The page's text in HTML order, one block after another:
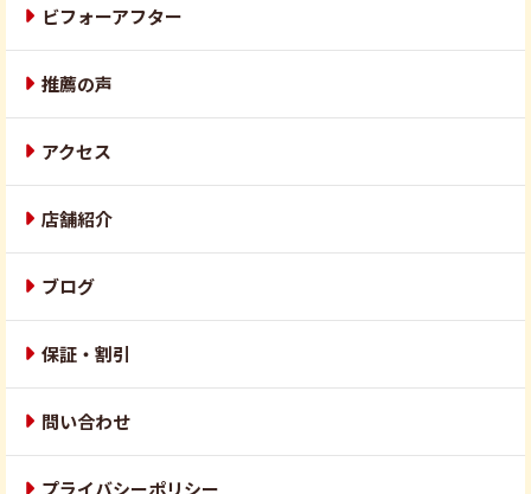
ビフォーアフター
推薦の声
アクセス
店舗紹介
ブログ
保証・割引
問い合わせ
プライバシーポリシー